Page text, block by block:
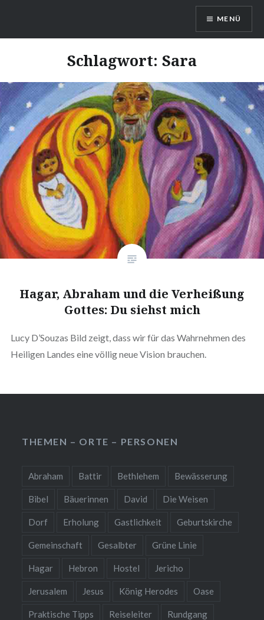
InhaltKommt und Seht!
MENÜ
Schlagwort: Sara
Hagar, Abraham und die Verheißung
Gottes: Du siehst mich
Lucy D’Souzas Bild zeigt, dass wir für das Wahrnehmen des
Heiligen Landes eine völlig neue Vision brauchen.
THEMEN – ORTE – PERSONEN
Abraham Battir Bethlehem Bewässerung
Bibel Bäuerinnen David Die Weisen
Dorf Erholung Gastlichkeit Geburtskirche
Gemeinschaft Gesalbter Grüne Linie
Hagar Hebron Hostel Jericho
Jerusalem Jesus König Herodes Oase
Praktische Tipps Reiseleiter Rundgang